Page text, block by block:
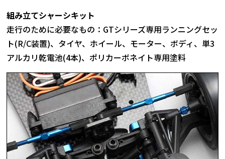
組み立てシャーシキット
走行のために必要なもの：GTシリーズ専用ランニングセッ
ト(R/C装置)、タイヤ、ホイール、モーター、ボディ、単3
アルカリ乾電池(4本)、ポリカーボネイト専用塗料